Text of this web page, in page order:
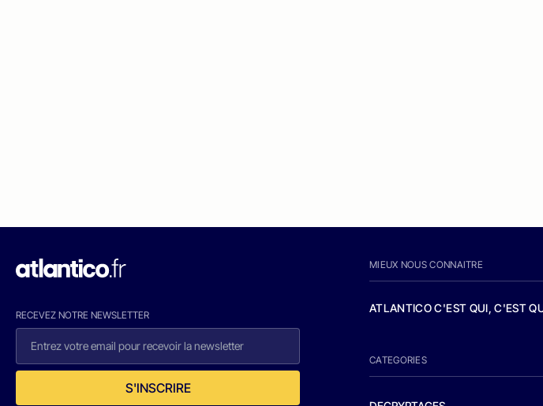
RECEVEZ NOTRE NEWSLETTER
S'INSCRIRE
MIEUX NOUS CONNAITRE
ATLANTICO C'EST QUI, C'EST
CATEGORIES